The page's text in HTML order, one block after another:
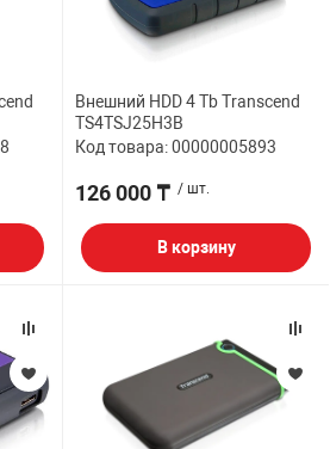
Внешний HDD 4 Tb Transcend
TS4TSJ25H3B
Код товара: 00000005893
126 000 ₸ / шт.
В корзину